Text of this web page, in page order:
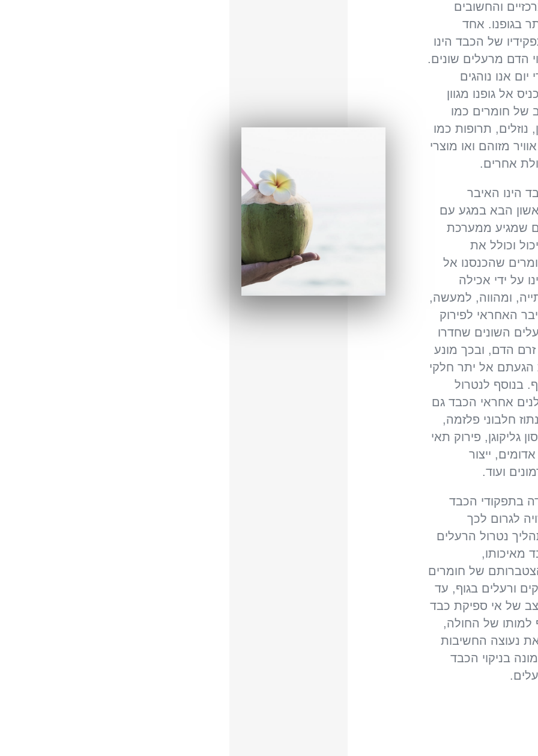
והחשובים
בגופנו. אחד
של הכבד הינו
הדם מרעלים שונים.
יום אנו נוהגים
אל גופנו מגוון
של חומרים כמו
נוזלים, תרופות כמו
מזוהם ואו מוצרי
אחרים.
הינו האיבר
הבא במגע עם
שמגיע ממערכת
וכולל את
שהכנסנו אל
על ידי אכילה
ומהווה, למעשה,
האחראי לפירוק
השונים שחדרו
הדם, ובכך מונע
אל יתר חלקי
בנוסף לנטרול
אחראי הכבד גם
חלבוני פלזמה,
גליקוגן, פירוק תאי
ייצור
ועוד.
בתפקודי הכבד
לגרום לכך
נטרול הרעלים
מאיכותו,
של חומרים
ורעלים בגוף, עד
של אי ספיקת כבד
למותו של החולה,
נעוצה החשיבות
בניקוי הכבד